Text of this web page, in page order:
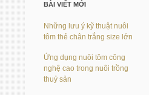
BÀI VIẾT MỚI
Những lưu ý kỹ thuật nuôi
tôm thẻ chân trắng size lớn
Ứng dụng nuôi tôm công
nghệ cao trong nuôi trồng
thuỷ sản